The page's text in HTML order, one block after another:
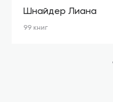
Шнайдер Лиана
99 книг